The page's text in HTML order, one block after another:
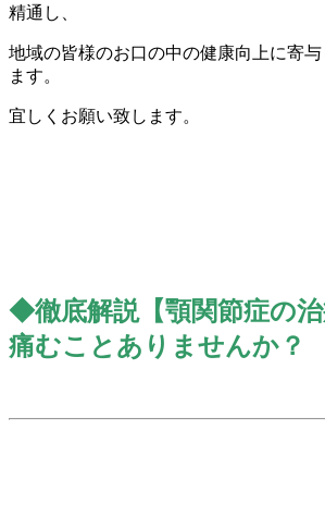
精通し、
地域の皆様のお口の中の健康向上に寄
ます。
宜しくお願い致します。
◆徹底解説【顎関節症の
痛むことありませんか？